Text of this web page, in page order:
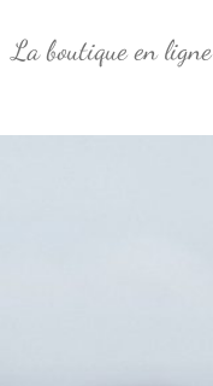
La boutique en ligne